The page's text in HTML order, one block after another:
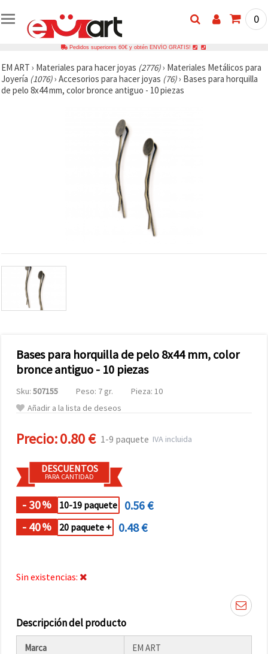
0
Pedidos superiores 60€ y obtén ENVÍO GRATIS!
EM ART › Materiales para hacer joyas (2776)› Materiales Metálicos para
Joyería (1076)› Accesorios para hacer joyas (76)› Bases para horquilla
de pelo 8x44 mm, color bronce antiguo - 10 piezas
Bases para horquilla de pelo 8x44 mm, color
bronce antiguo - 10 piezas
Sku: 507155 Peso: 7 gr.
Pieza: 10
Añadir a la lista de deseos
Precio:0.80 € 1-9 paquete IVA incluida
DESCUENTOS
PARA CANTIDAD
- 30% 10-19 paquete
0.56 €
- 40% 20 paquete + 0.48 €
Sin existencias:
Descripción del producto
Marca EM ART